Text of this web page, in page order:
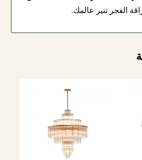
الفجر تنير عالمك.